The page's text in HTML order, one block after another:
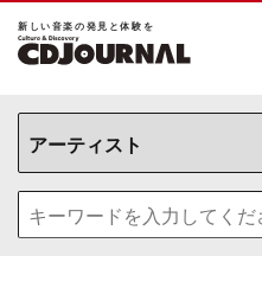
新しい⾳楽の発⾒と体験を